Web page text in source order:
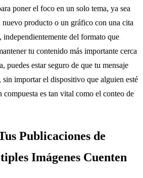
poner el foco en un solo tema, ya sea
producto o un gráfico con una cita
independientemente del formato que
tu contenido más importante cerca
puedes estar seguro de que tu mensaje
importar el dispositivo que alguien esté
compuesta es tan vital como el conteo de
Publicaciones de
Imágenes Cuenten